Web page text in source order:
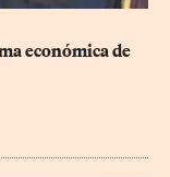
económica de